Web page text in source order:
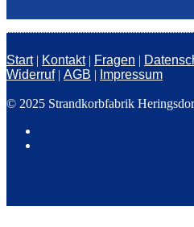
Start| Kontakt| Fragen
Widerruf| AGB Impressum
© 2025 Strandkorbfabrik